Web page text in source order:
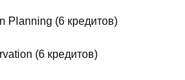
Planning (6 кредитов)
(6 кредитов)